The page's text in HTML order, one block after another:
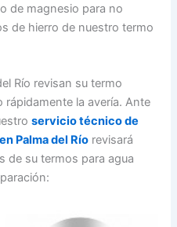
de magnesio para no
de hierro de nuestro termo
Río revisan su termo
rápidamente la avería. Ante
servicio técnico de
Palma del Río revisará
de su termos para agua